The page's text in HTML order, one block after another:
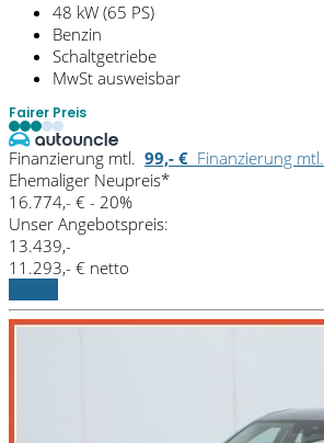
48 kW (65 PS)
Benzin
Schaltgetriebe
MwSt ausweisbar
Fairer Preis
Finanzierung mtl. 99,- € Finanzierung mtl.
Ehemaliger Neupreis*
16.774,- € - 20%
Unser Angebotspreis:
13.439,-
11.293,- € netto